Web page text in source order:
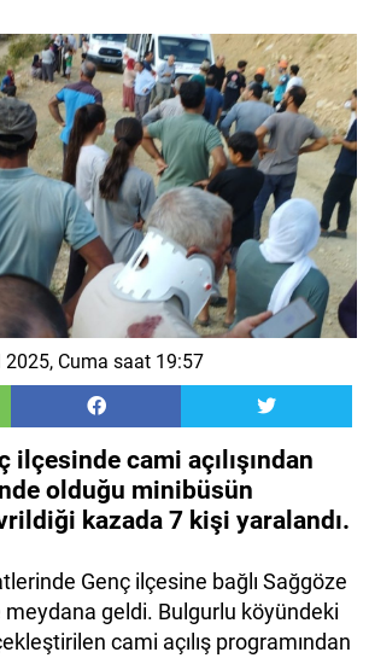
2025, Cuma saat 19:57
ilçesinde cami açılışından
olduğu minibüsün
kazada 7 kişi yaralandı.
Genç ilçesine bağlı Sağgöze
geldi. Bulgurlu köyündeki
cami açılış programından